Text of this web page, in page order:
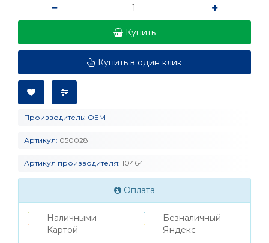
Купить
Купить в один клик
Производитель: OEM
Артикул: 050028
Артикул производителя: 104641
Оплата
Наличными
Картой
Безналичный
Яндекс